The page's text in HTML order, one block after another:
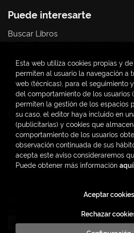
Puede interesarte
Buscar Libros
Papelería / material oficina
Consumo Sostenible
Contacto
C/ Amadeo de Saboya, 4
(+34) 963828968
latendauv@fundacio.es
Formulario de contacto
. Todos los
Esta web utiliza cookies propias y
permiten al usuario la navegación a
web (técnicas), para el seguimiento
del comportamiento de los usuarios
permiten la gestión de los espacios
su caso, el editor haya incluido en
(publicitarias) y cookies que
comportamiento de los usuarios
observación continuada de sus
acepta este aviso consideraremos
Puede obtener más información aquí.
Rechazar
Aceptar cookies